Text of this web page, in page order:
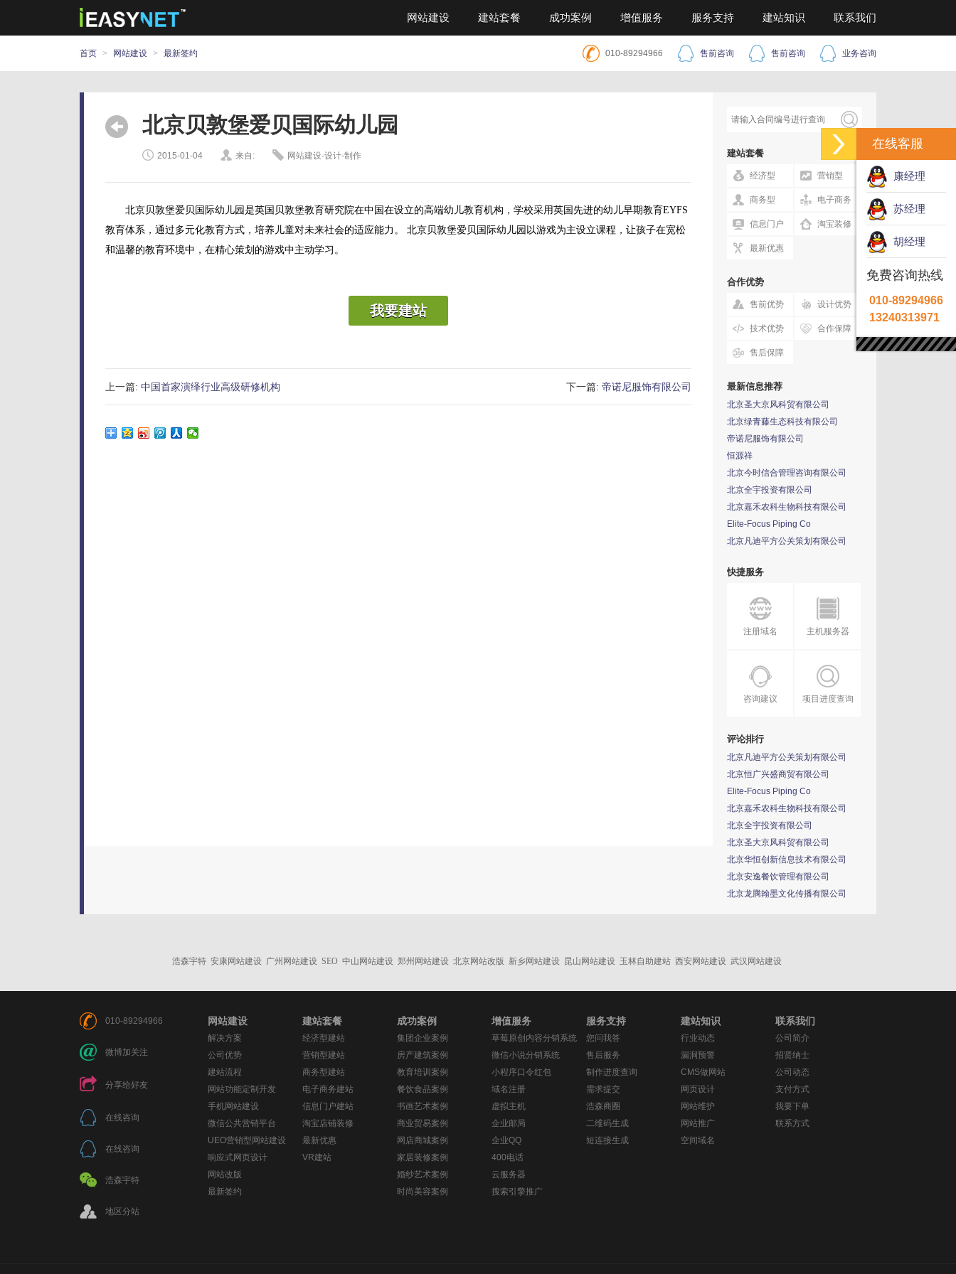
网站建设 建站套餐 成功案例 增值服务 服务支持 建站知识 联系我们
首页 > 网站建设 > 最新签约 010-89294966 售前咨询 售前咨询 业务咨询
北京贝敦堡爱贝国际幼儿园
2015-01-04 来自: 网站建设-设计-制作
北京贝敦堡爱贝国际幼儿园是英国贝敦堡教育研究院在中国在设立的高端幼儿教育机构，学校采用英国先进的幼儿早期教育EYFS
教育体系，通过多元化教育方式，培养儿童对未来社会的适应能力。 北京贝敦堡爱贝国际幼儿园以游戏为主设立课程，让孩子在宽松
和温馨的教育环境中，在精心策划的游戏中主动学习。
我要建站
上一篇: 中国首家演绎行业高级研修机构 下一篇: 帝诺尼服饰有限公司
建站套餐
经济型 营销型
商务型 电子商务
信息门户 淘宝装修
最新优惠
合作优势
售前优势 设计优势
技术优势 合作保障
售后保障
最新信息推荐
北京圣大京风科贸有限公司
北京绿青藤生态科技有限公司
帝诺尼服饰有限公司
恒源祥
北京今时信合管理咨询有限公司
北京全宇投资有限公司
北京嘉禾农科生物科技有限公司
Elite-Focus Piping Co
北京凡迪平方公关策划有限公司
快捷服务
注册域名 主机服务器
咨询建议 项目进度查询
评论排行
北京凡迪平方公关策划有限公司
北京恒广兴盛商贸有限公司
Elite-Focus Piping Co
北京嘉禾农科生物科技有限公司
北京全宇投资有限公司
北京圣大京风科贸有限公司
北京华恒创新信息技术有限公司
北京安逸餐饮管理有限公司
北京龙腾翰墨文化传播有限公司
浩森宇特 安康网站建设 广州网站建设 SEO 中山网站建设 郑州网站建设 北京网站改版 新乡网站建设 昆山网站建设 玉林自助建站 西安网站建设 武汉网站建设
010-89294966
微博加关注
分享给好友
在线咨询
在线咨询
浩森宇特
地区分站
网站建设
解决方案
公司优势
建站流程
网站功能定制开发
手机网站建设
微信公共营销平台
UEO营销型网站建设
响应式网页设计
网站改版
最新签约
建站套餐
经济型建站
营销型建站
商务型建站
电子商务建站
信息门户建站
淘宝店铺装修
最新优惠
VR建站
成功案例
集团企业案例
房产建筑案例
教育培训案例
餐饮食品案例
书画艺术案例
商业贸易案例
网店商城案例
家居装修案例
婚纱艺术案例
时尚美容案例
增值服务
草莓原创内容分销系统
微信小说分销系统
小程序口令红包
域名注册
虚拟主机
企业邮局
企业QQ
400电话
云服务器
搜索引擎推广
服务支持
您问我答
售后服务
制作进度查询
需求提交
浩森商圈
二维码生成
短连接生成
建站知识
行业动态
漏洞预警
CMS做网站
网页设计
网站维护
网站推广
空间域名
联系我们
公司简介
招贤纳士
公司动态
支付方式
我要下单
联系方式
在线客服
康经理
苏经理
胡经理
免费咨询热线
010-89294966
13240313971